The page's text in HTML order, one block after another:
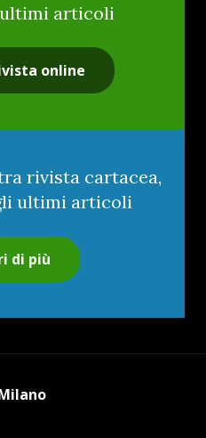
articoli
online
rivista cartacea,
ultimi articoli
di più